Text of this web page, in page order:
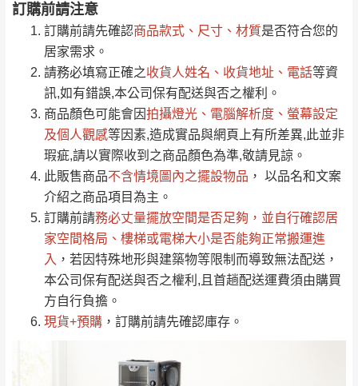
訂購前請注意
訂購前請先確認商品款式、尺寸、材質是否符合您的
居家需求。
請務必填寫正確之收貨人姓名、收貨地址、電話等資
訊,如有錯誤,本公司保有配送與否之權利。
商品顏色可能會因拍攝燈光、電腦解析度、螢幕設定
及個人觀感等因素,造成實品與網頁上有所差異,此並非
瑕疵,請以實際收到之商品顏色為準,敬請見諒。
此販售商品不含情境圖內之擺設物品 ， 以品名和文案
介紹之商品項目為主。
訂購前請務必丈量擺放空間是否足夠 ，並自行確認居
家空間格局、 樓梯或電梯大小是否能夠正常搬運進
入 ，若因特殊地形與建築物等限制而導致無法配送，
本公司保有配送與否之權利,且首趟配送運費須由購買
方自行負擔。
現貨+預購 ，訂購前請先確認庫存。
運 費 說 明
運送地區 運送費用
偏遠地區
（請先線上詢問 LINE
→@dershin ）
桃園
免 運
復興鄉
新竹
峨眉鄉、五峰鄉、
橫山、北埔鄉、尖
石鄉、寶山鄉山
區、新埔山區、芎
注意事項：
由於品項繁多，網頁無法及時更新，如有需
要購買商品，請於出發前來電或到「官方
Line客服」來信確認商品是否有「現貨」與
「金額」。
若商品價格或庫存有異常，商家有權取消訂
單。部分網路商品恕無法更改原設計或客製，敬請
見諒！
接單後二日內(不含例假日)，我們客服會與您
電話聯絡或E-Mail通知確認訂單。
（線上客
服 LINE → @dershin）
下單前先詢問是否現貨 ，若未詢問下單後無
現貨我們客服會再來電或E-Mail與您聯絡
（洽詢方式請搜尋 Line ID →
地區恕無法提供運送 (詳見運送規章)。
0/5 (0)筆
全部 依評論高至低排列
依評論低至高排列 只顯示附上圖片
只顯示附上評論